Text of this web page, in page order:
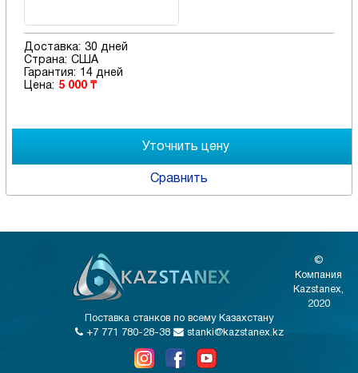
Доставка: 30 дней
Страна: США
Гарантия: 14 дней
Цена: 5 000 ₸
Сравнить
©
Компания
Kazstanex,
2020
Поставка станков по всему Казахстану
+7 771 780-28-38
stanki@kazstanex.kz